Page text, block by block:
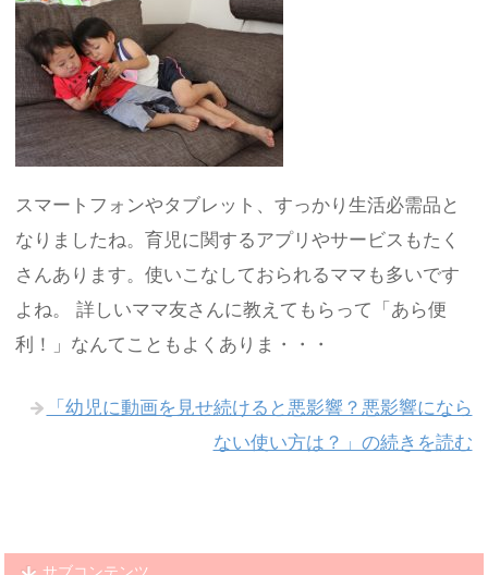
スマートフォンやタブレット、すっかり生活必需品と
なりましたね。育児に関するアプリやサービスもたく
さんあります。使いこなしておられるママも多いです
よね。 詳しいママ友さんに教えてもらって「あら便
利！」なんてこともよくありま・・・
「幼児に動画を見せ続けると悪影響？悪影響になら
ない使い方は？」の続きを読む
サブコンテンツ